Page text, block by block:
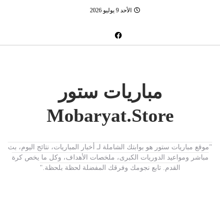
الأحد 9 يوليو 2026
مباريات ستور
Mobaryat.Store
"موقع مباريات ستور هو بوابتك الشاملة لـ أخبار المباريات، نتائج اليوم، بث
مباشر ومواعيد الدوريات الكبرى، ملخصات الأهداف، وكل ما يخص كرة
القدم. تابع نجومك وفرقك المفضلة لحظة بلحظة."